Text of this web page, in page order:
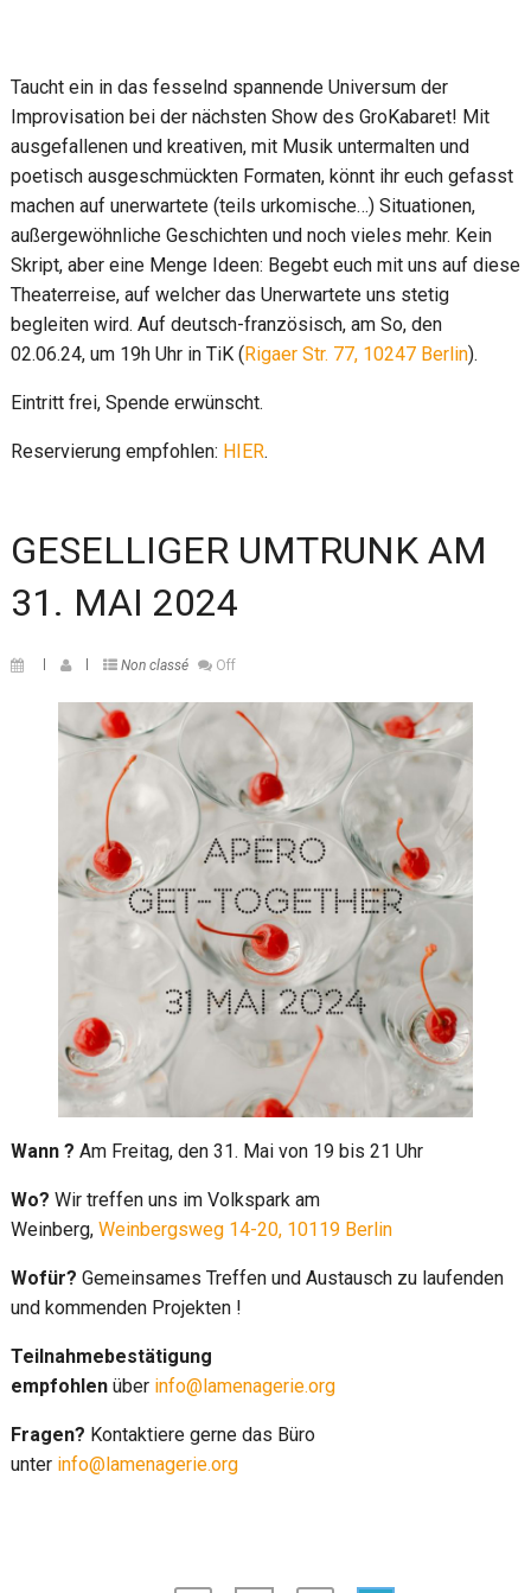
Taucht ein in das fesselnd spannende Universum der
Improvisation bei der nächsten Show des GroKabaret! Mit
ausgefallenen und kreativen, mit Musik untermalten und
poetisch ausgeschmückten Formaten, könnt ihr euch gefasst
machen auf unerwartete (teils urkomische…) Situationen,
außergewöhnliche Geschichten und noch vieles mehr. Kein
Skript, aber eine Menge Ideen: Begebt euch mit uns auf diese
Theaterreise, auf welcher das Unerwartete uns stetig
begleiten wird. Auf deutsch-französisch, am So, den
02.06.24, um 19h Uhr in TiK (Rigaer Str. 77, 10247 Berlin).
Eintritt frei, Spende erwünscht.
Reservierung empfohlen: HIER.
GESELLIGER UMTRUNK AM
31. MAI 2024
Non classé Off
Wann ? Am Freitag, den 31. Mai von 19 bis 21 Uhr
Wo? Wir treffen uns im Volkspark am
Weinberg, Weinbergsweg 14-20, 10119 Berlin
Wofür? Gemeinsames Treffen und Austausch zu laufenden
und kommenden Projekten !
Teilnahmebestätigung
empfohlen über info@lamenagerie.org
Fragen? Kontaktiere gerne das Büro
unter info@lamenagerie.org